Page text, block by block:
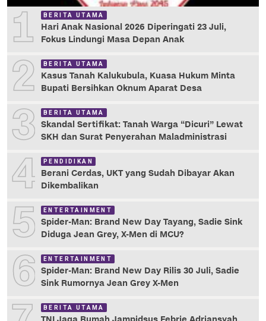
1 BERITA UTAMA
Hari Anak Nasional 2026 Diperingati 23 Juli,
Fokus Lindungi Masa Depan Anak
2 BERITA UTAMA
Kasus Tanah Kalukubula, Kuasa Hukum Minta
Bupati Bersihkan Oknum Aparat Desa
3 BERITA UTAMA
Skandal Sertifikat: Tanah Warga “Dicuri” Lewat
SKH dan Surat Penyerahan Maladministrasi
4 PENDIDIKAN
Berani Cerdas, UKT yang Sudah Dibayar Akan
Dikembalikan
5 ENTERTAINMENT
Spider-Man: Brand New Day Tayang, Sadie Sink
Diduga Jean Grey, X-Men di MCU?
6 ENTERTAINMENT
Spider-Man: Brand New Day Rilis 30 Juli, Sadie
Sink Rumornya Jean Grey X-Men
BERITA UTAMA